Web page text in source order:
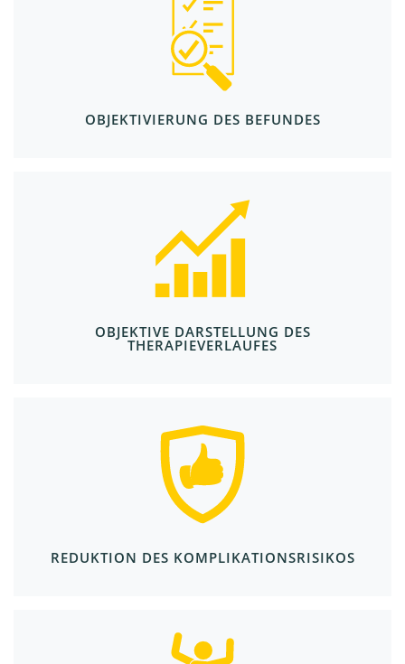
OBJEKTIVIERUNG DES BEFUNDES
OBJEKTIVE DARSTELLUNG DES
THERAPIEVERLAUFES
REDUKTION DES KOMPLIKATIONSRISIKOS